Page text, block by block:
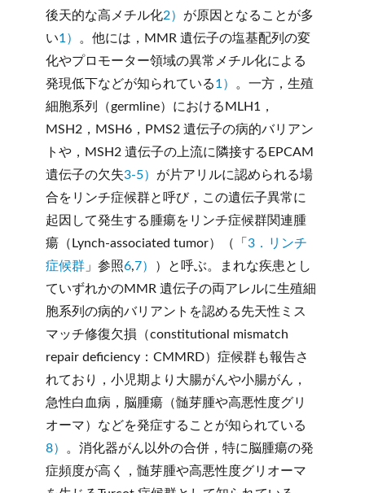
後天的な高メチル化2） が原因となることが多
い1）
。他には，MMR 遺伝子の塩基配列の変
化やプロモーター領域の異常メチル化による
発現低下などが知られている1）
。一方，生殖
細胞系列（germline）におけるMLH1，
MSH2，MSH6，PMS2 遺伝子の病的バリアン
トや，MSH2 遺伝子の上流に隣接するEPCAM
遺伝子の欠失3-5） が片アリルに認められる場
合をリンチ症候群と呼び，この遺伝子異常に
起因して発生する腫瘍をリンチ症候群関連腫
瘍（Lynch-associated tumor）（「3．リンチ
症候群 」参照6,7）
）と呼ぶ。まれな疾患とし
ていずれかのMMR 遺伝子の両アレルに生殖細
胞系列の病的バリアントを認める先天性ミス
マッチ修復欠損（constitutional mismatch
repair deficiency：CMMRD）症候群も報告さ
れており，小児期より大腸がんや小腸がん，
急性白血病，脳腫瘍（髄芽腫や高悪性度グリ
オーマ）などを発症することが知られている
8）
。消化器がん以外の合併，特に脳腫瘍の発
症頻度が高く，髄芽腫や高悪性度グリオーマ